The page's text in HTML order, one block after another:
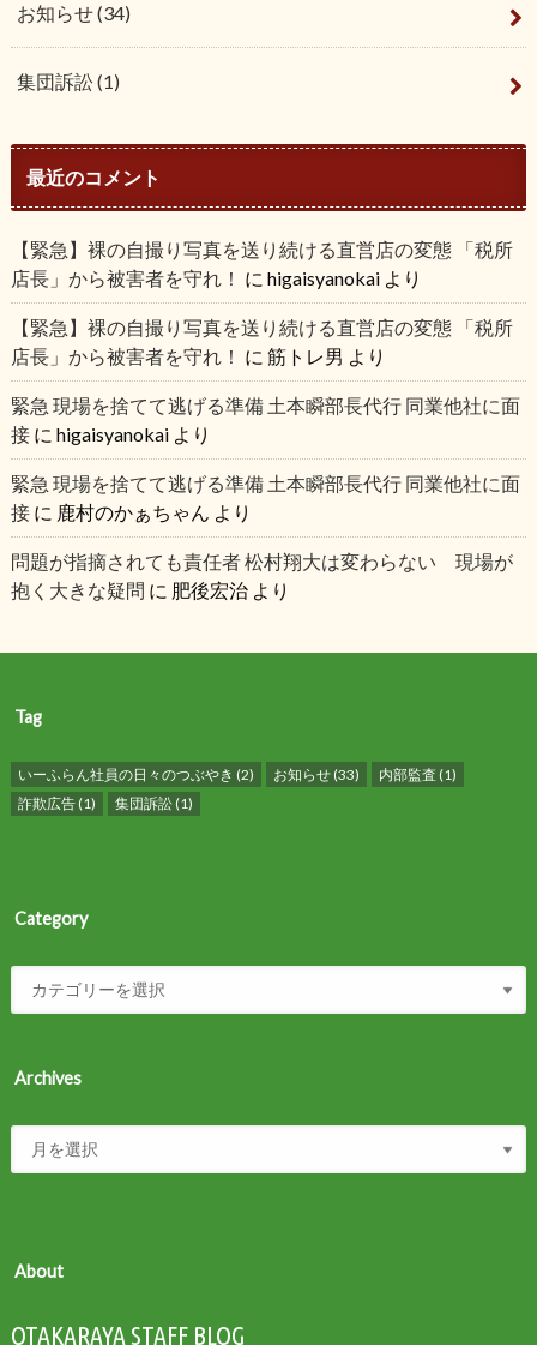
お知らせ(34)
集団訴訟(1)
最近のコメント
【緊急】裸の自撮り写真を送り続ける直営店の変態 「税所
店長」から被害者を守れ！ に higaisyanokaiより
【緊急】裸の自撮り写真を送り続ける直営店の変態 「税所
店長」から被害者を守れ！ に 筋トレ男 より
緊急 現場を捨てて逃げる準備 土本瞬部長代行 同業他社に面
接に higaisyanokaiより
緊急 現場を捨てて逃げる準備 土本瞬部長代行 同業他社に面
接に 鹿村のかぁちゃん より
問題が指摘されても責任者 松村翔大は変わらない 現場が
抱く大きな疑問 に 肥後宏治より
Tag
いーふらん社員の日々のつぶやき (2) お知らせ(33) 内部監査 (1)
詐欺広告(1) 集団訴訟(1)
Category
Archives
About
OTAKARAYA STAFF BLOG